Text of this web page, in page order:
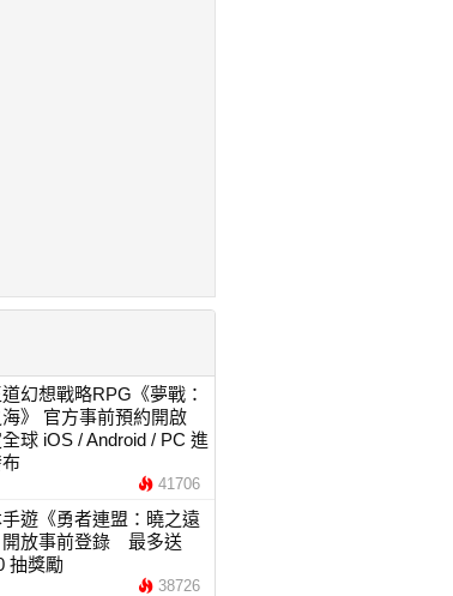
幻想戰略RPG《夢戰：
》 官方事前預約開啟
球 iOS / Android / PC 進
41706
手遊《勇者連盟：曉之遠
開放事前登錄 最多送
抽獎勵
38726